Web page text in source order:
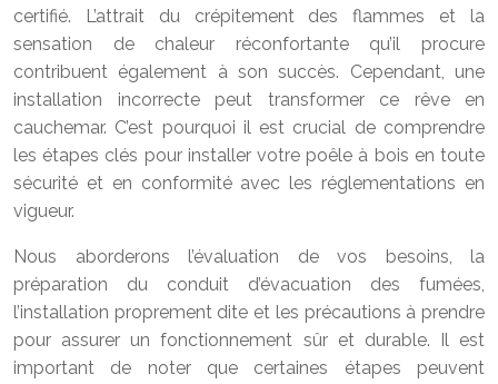
certifié. L’attrait du crépitement des flammes et la
sensation de chaleur réconfortante qu’il procure
contribuent également à son succès. Cependant, une
installation incorrecte peut transformer ce rêve en
cauchemar. C’est pourquoi il est crucial de comprendre
les étapes clés pour installer votre poêle à bois en toute
sécurité et en conformité avec les réglementations en
vigueur.
Nous aborderons l’évaluation de vos besoins, la
préparation du conduit d’évacuation des fumées,
l’installation proprement dite et les précautions à prendre
pour assurer un fonctionnement sûr et durable. Il est
important de noter que certaines étapes peuvent